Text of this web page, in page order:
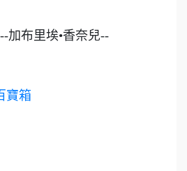
•香奈兒--
寶箱